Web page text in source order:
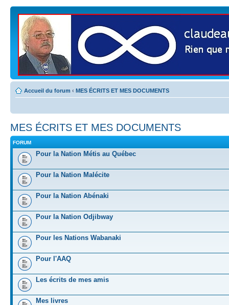
Accueil du forum ‹ MES ÉCRITS ET MES DOCUMENTS
MES ÉCRITS ET MES DOCUMENTS
FORUM
Pour la Nation Métis au Québec
Pour la Nation Malécite
Pour la Nation Abénaki
Pour la Nation Odjibway
Pour les Nations Wabanaki
Pour l'AAQ
Les écrits de mes amis
Mes livres